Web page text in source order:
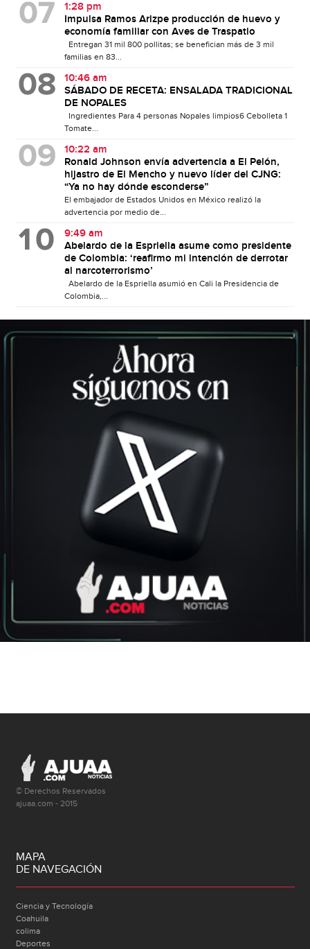
1:28 pm
Impulsa Ramos Arizpe producción de huevo y
economía familiar con Aves de Traspatio
Entregan 31 mil 800 pollitas; se benefician más de 3 mil
familias en 83...
10:46 am
SÁBADO DE RECETA: ENSALADA TRADICIONAL
DE NOPALES
Ingredientes Para 4 personas Nopales limpios6 Cebolleta 1
Tomate...
10:22 am
Ronald Johnson envía advertencia a El Pelón,
hijastro de El Mencho y nuevo líder del CJNG:
“Ya no hay dónde esconderse”
El embajador de Estados Unidos en México realizó la
advertencia por medio de...
9:49 am
Abelardo de la Espriella asume como presidente
de Colombia: ‘reafirmo mi intención de derrotar
al narcoterrorismo’
Abelardo de la Espriella asumió en Cali la Presidencia de
Colombia,...
© Derechos Reservados
ajuaa.com - 2015
MAPA
DE NAVEGACIÓN
Ciencia y Tecnología
Coahuila
colima
Deportes